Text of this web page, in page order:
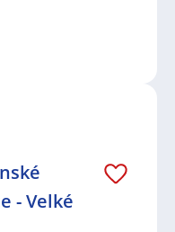
- Velké